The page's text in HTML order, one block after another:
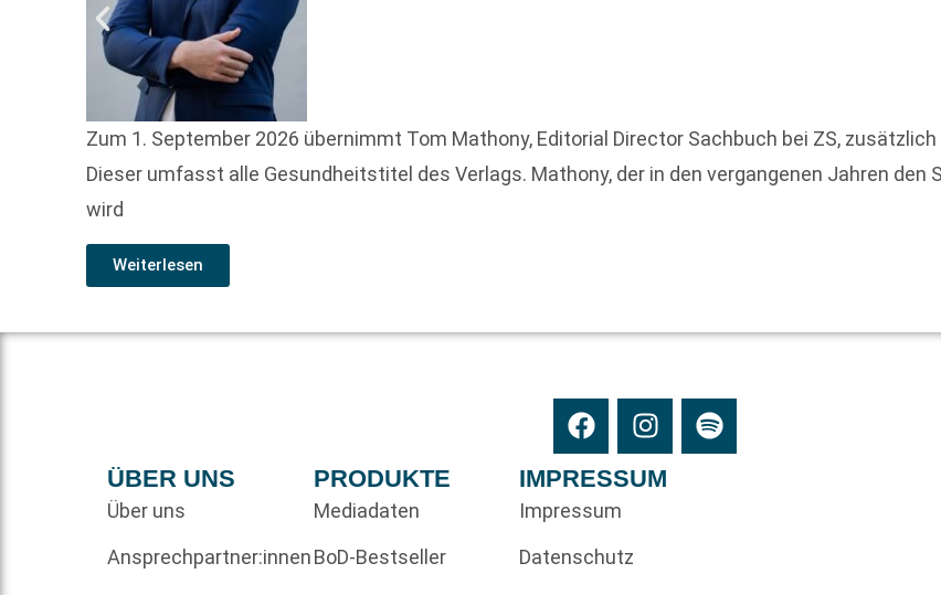
Zum 1. September 2026 übernimmt Tom Mathony, Editorial Director Sachbuch bei ZS,
Dieser umfasst alle Gesundheitstitel des Verlags. Mathony, der in den vergangenen Jahren
wird
Weiterlesen
ÜBER UNS
Über uns
Ansprechpartner:innen
PRODUKTE
Mediadaten
BoD-Bestseller
IMPRESSUM
Impressum
Datenschutz